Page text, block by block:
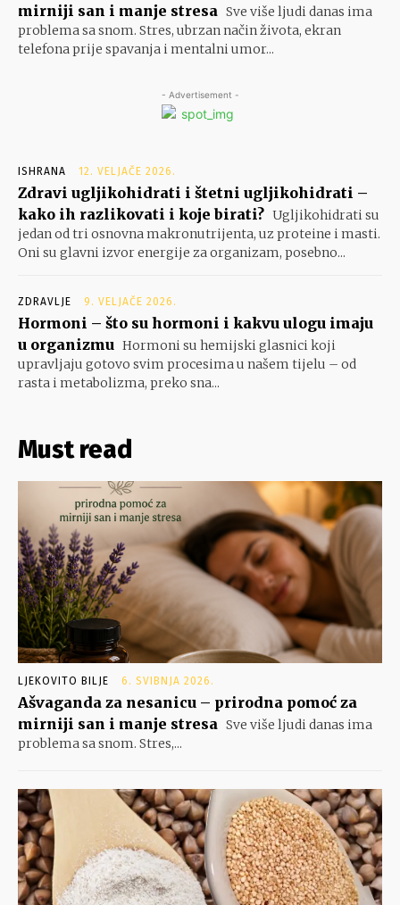
mirniji san i manje stresa Sve više ljudi danas ima
problema sa snom. Stres, ubrzan način života, ekran
telefona prije spavanja i mentalni umor...
- Advertisement -
ISHRANA 12. VELJAČE 2026.
Zdravi ugljikohidrati i štetni ugljikohidrati –
kako ih razlikovati i koje birati? Ugljikohidrati su
jedan od tri osnovna makronutrijenta, uz proteine i masti.
Oni su glavni izvor energije za organizam, posebno...
ZDRAVLJE 9. VELJAČE 2026.
Hormoni – što su hormoni i kakvu ulogu imaju
u organizmu Hormoni su hemijski glasnici koji
upravljaju gotovo svim procesima u našem tijelu – od
rasta i metabolizma, preko sna...
Must read
LJEKOVITO BILJE 6. SVIBNJA 2026.
Ašvaganda za nesanicu – prirodna pomoć za
mirniji san i manje stresa Sve više ljudi danas ima
problema sa snom. Stres,...